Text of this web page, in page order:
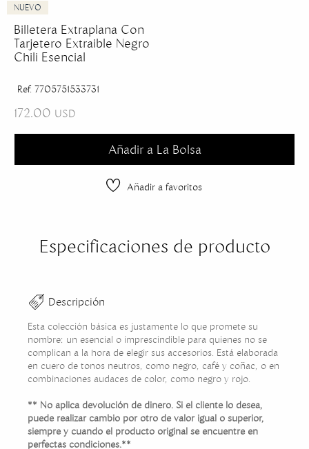
Billetera Extraplana Con
Tarjetero Extraible Negro
Chili Esencial
Ref. 7705751533731
172.00 USD
Añadir a La Bolsa
Añadir a favoritos
Especificaciones de producto
Descripción
Esta colección básica es justamente lo que promete su
nombre: un esencial o imprescindible para quienes no se
complican a la hora de elegir sus accesorios. Está elaborada
en cuero de tonos neutros, como negro, café y coñac, o en
combinaciones audaces de color, como negro y rojo.
** No aplica devolución de dinero. Si el cliente lo desea,
puede realizar cambio por otro de valor igual o superior,
siempre y cuando el producto original se encuentre en
perfectas condiciones.**